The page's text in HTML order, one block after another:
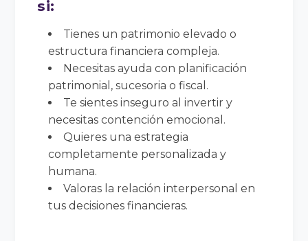
si:
Tienes un patrimonio elevado o
estructura financiera compleja.
Necesitas ayuda con planificación
patrimonial, sucesoria o fiscal.
Te sientes inseguro al invertir y
necesitas contención emocional.
Quieres una estrategia
completamente personalizada y
humana.
Valoras la relación interpersonal en
tus decisiones financieras.